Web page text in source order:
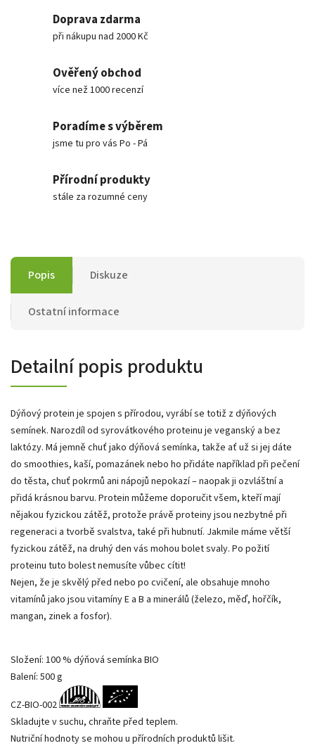
Doprava zdarma
při nákupu nad 2000 Kč
Ověřený obchod
více než 1000 recenzí
Poradíme s výběrem
jsme tu pro vás Po - Pá
Přírodní produkty
stále za rozumné ceny
Popis Diskuze
Ostatní informace
Detailní popis produktu
Dýňový protein je spojen s přírodou, vyrábí se totiž z dýňových
semínek. Narozdíl od syrovátkového proteinu je veganský a bez
laktózy. Má jemně chuť jako dýňová semínka, takže ať už si jej dáte
do smoothies, kaší, pomazánek nebo ho přidáte například při pečení
do těsta, chuť pokrmů ani nápojů nepokazí – naopak ji ozvláštní a
přidá krásnou barvu. Protein můžeme doporučit všem, kteří mají
nějakou fyzickou zátěž, protože právě proteiny jsou nezbytné při
regeneraci a tvorbě svalstva, také při hubnutí. Jakmile máme větší
fyzickou zátěž, na druhý den vás mohou bolet svaly. Po požití
proteinu tuto bolest nemusíte vůbec cítit!
Nejen, že je skvělý před nebo po cvičení, ale obsahuje mnoho
vitamínů jako jsou vitamíny E a B a minerálů (železo, měď, hořčík,
mangan, zinek a fosfor).
Složení: 100 % dýňová semínka BIO
Balení: 500 g
CZ-BIO-002
Skladujte v suchu, chraňte před teplem.
Nutriční hodnoty se mohou u přírodních produktů lišit.